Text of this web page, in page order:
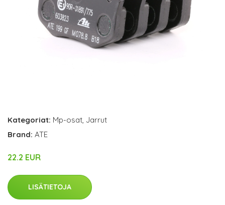
Kategoriat: Mp-osat, Jarrut
Brand: ATE
22.2 EUR
LISÄTIETOJA